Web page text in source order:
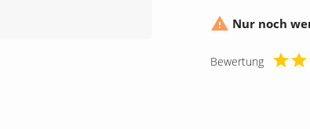
 Nur noch
Bewertung